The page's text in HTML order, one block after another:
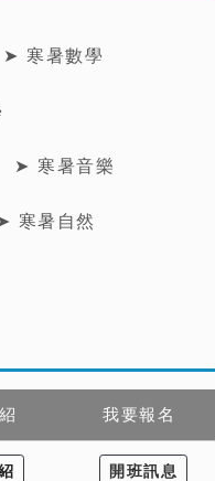
➤ 寒暑數學
➤ 寒暑音樂
寒暑自然
我要報名
開班訊息